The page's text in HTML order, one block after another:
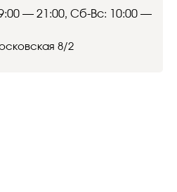
— 21:00, Сб-Вс: 10:00 —
8/2